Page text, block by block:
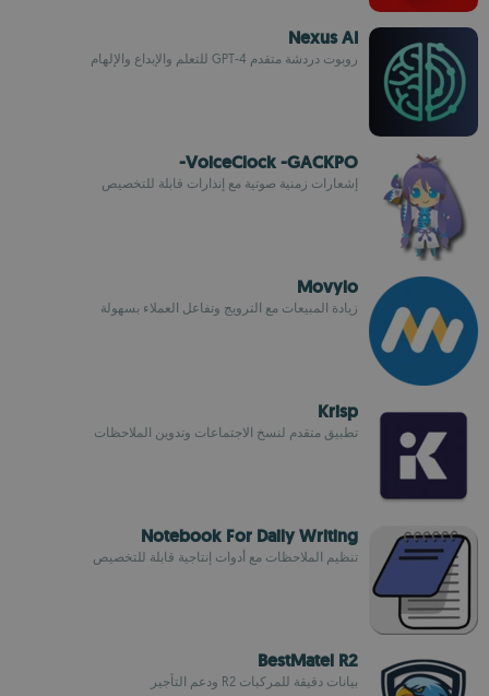
Nexus AI
روبوت دردشة متقدم GPT-4 للتعلم والإبداع والإلهام
VoiceClock -GACKPO-
إشعارات زمنية صوتية مع إنذارات قابلة للتخصيص
Movylo
زيادة المبيعات مع الترويج وتفاعل العملاء بسهولة
Krisp
تطبيق متقدم لنسخ الاجتماعات وتدوين الملاحظات
Notebook For Daily Writing
تنظيم الملاحظات مع أدوات إنتاجية قابلة للتخصيص
BestMatel R2
بيانات دقيقة للمركبات R2 ودعم التأجير